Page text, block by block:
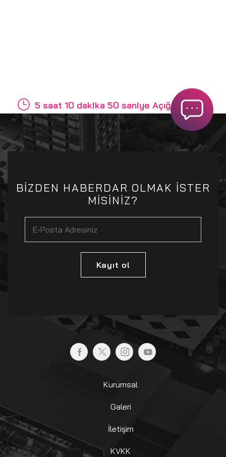
5 saat 10 dakika 50 saniye Açığız
BİZDEN HABERDAR OLMAK İSTER
MİSİNİZ?
Kayıt ol
Kurumsal
Galeri
İletişim
KVKK